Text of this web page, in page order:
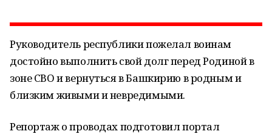
Руководитель республики пожелал воинам
достойно выполнить свой долг перед Родиной в
зоне СВО и вернуться в Башкирию в родным и
близким живыми и невредимыми.
Репортаж о проводах подготовил портал